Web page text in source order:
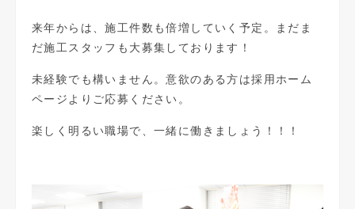
来年からは、施工件数も倍増していく予定。まだま
だ施工スタッフも大募集しております！
未経験でも構いません。意欲のある方は採用ホーム
ページよりご応募ください。
楽しく明るい職場で、一緒に働きましょう！！！